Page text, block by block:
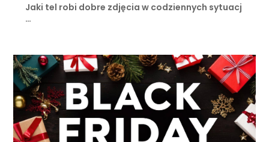
Jaki tel robi dobre zdjęcia w codziennych sytuacj
…